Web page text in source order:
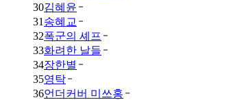
30김혜윤
31 송혜교
32폭군의 셰프
33화려한 날들
34장한별
35영탁
36언더커버 미쓰홍